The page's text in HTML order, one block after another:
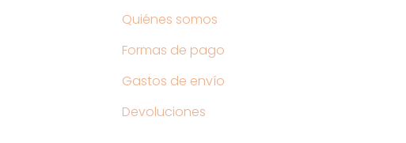
Quiénes somos
Formas de pago
Gastos de envío
Devoluciones